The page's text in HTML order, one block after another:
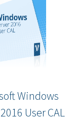
Windows
User CAL